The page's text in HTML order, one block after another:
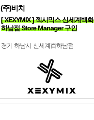
(주)비치
[ XEXYMIX ] 젝시믹스 신세계백
하남점 Store Manager 구인
경기 하남시 신세계百하남점